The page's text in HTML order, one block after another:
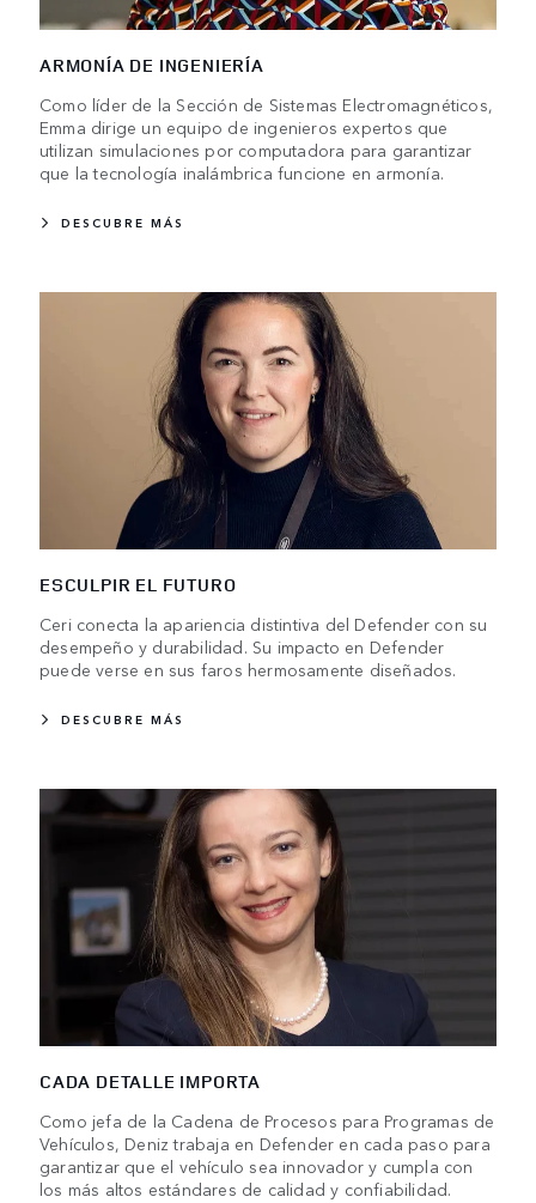
ARMONÍA DE INGENIERÍA
Como líder de la Sección de Sistemas Electromagnéticos,
Emma dirige un equipo de ingenieros expertos que
utilizan simulaciones por computadora para garantizar
que la tecnología inalámbrica funcione en armonía.
DESCUBRE MÁS
ESCULPIR EL FUTURO
Ceri conecta la apariencia distintiva del Defender con su
desempeño y durabilidad. Su impacto en Defender
puede verse en sus faros hermosamente diseñados.
DESCUBRE MÁS
CADA DETALLE IMPORTA
Como jefa de la Cadena de Procesos para Programas de
Vehículos, Deniz trabaja en Defender en cada paso para
garantizar que el vehículo sea innovador y cumpla con
los más altos estándares de calidad y confiabilidad.